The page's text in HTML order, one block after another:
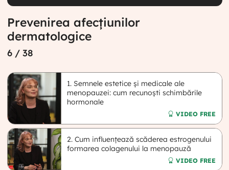
Prevenirea afecțiunilor
dermatologice
6/ 38
1. Semnele estetice și medicale ale
menopauzei: cum recunoști schimbările
hormonale
VIDEO FREE
2. Cum influențează scăderea estrogenului
formarea colagenului la menopauză
VIDEO FREE